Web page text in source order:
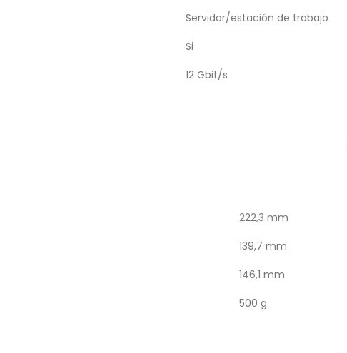
Servidor/estación de trabajo
Si
12 Gbit/s
222,3 mm
139,7 mm
146,1 mm
500 g